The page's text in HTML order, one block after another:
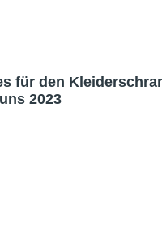
für den
2023